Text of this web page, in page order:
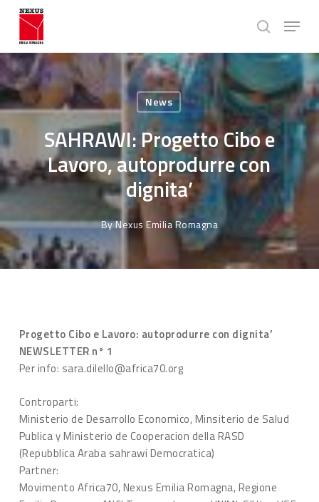
Skip
main
content
search
Menu
News
SAHRAWI: Progetto Cibo e
Lavoro, autoprodurre con
dignita’
ByNexus Emilia Romagna
Progetto Cibo e Lavoro: autoprodurre con dignita’
NEWSLETTER n° 1
Per info: sara.dilello@africa70.org
Controparti:
Ministerio de Desarrollo Economico, Minsiterio de Salud
Publica y Ministerio de Cooperacion della RASD
(Repubblica Araba sahrawi Democratica)
Partner:
Movimento Africa70, Nexus Emilia Romagna, Regione
Menu